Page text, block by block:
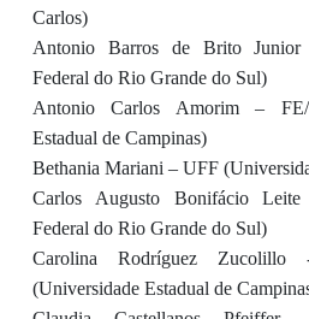
Carlos)
Antonio Barros de Brito Junior
Federal do Rio Grande do Sul)
Antonio Carlos Amorim – FE/
Estadual de Campinas)
Bethania Mariani – UFF
Carlos Augusto Bonifácio
Federal do Rio Grande do Sul)
Carolina Rodríguez Zucolillo
(Universidade Estadual de